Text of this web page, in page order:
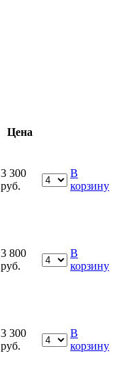
Цена
3 300
руб.
В
корзину
3 800
руб.
В
корзину
3 300
руб.
В
корзину